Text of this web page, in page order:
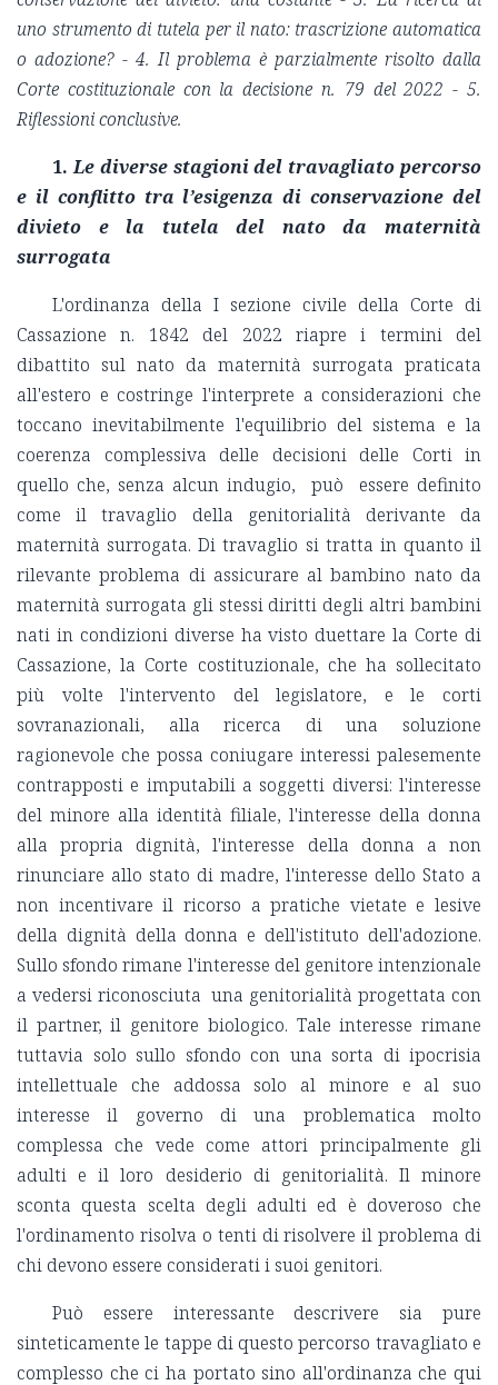
uno strumento di tutela per il nato: trascrizione automatica
o adozione? - 4. Il problema è parzialmente risolto dalla
Corte costituzionale con la decisione n. 79 del 2022 - 5.
Riflessioni conclusive.
1. Le diverse stagioni del travagliato percorso
e il conflitto tra l’esigenza di conservazione del
divieto e la tutela del nato da maternità
surrogata
L'ordinanza della I sezione civile della Corte di
Cassazione n. 1842 del 2022 riapre i termini del
dibattito sul nato da maternità surrogata praticata
all'estero e costringe l'interprete a considerazioni che
toccano inevitabilmente l'equilibrio del sistema e la
coerenza complessiva delle decisioni delle Corti in
quello che, senza alcun indugio, può essere definito
come il travaglio della genitorialità derivante da
maternità surrogata. Di travaglio si tratta in quanto il
rilevante problema di assicurare al bambino nato da
maternità surrogata gli stessi diritti degli altri bambini
nati in condizioni diverse ha visto duettare la Corte di
Cassazione, la Corte costituzionale, che ha sollecitato
più volte l'intervento del legislatore, e le corti
sovranazionali, alla ricerca di una soluzione
ragionevole che possa coniugare interessi palesemente
contrapposti e imputabili a soggetti diversi: l'interesse
del minore alla identità filiale, l'interesse della donna
alla propria dignità, l'interesse della donna a non
rinunciare allo stato di madre, l'interesse dello Stato a
non incentivare il ricorso a pratiche vietate e lesive
della dignità della donna e dell'istituto dell'adozione.
Sullo sfondo rimane l'interesse del genitore intenzionale
a vedersi riconosciuta una genitorialità progettata con
il partner, il genitore biologico. Tale interesse rimane
tuttavia solo sullo sfondo con una sorta di ipocrisia
intellettuale che addossa solo al minore e al suo
interesse il governo di una problematica molto
complessa che vede come attori principalmente gli
adulti e il loro desiderio di genitorialità. Il minore
sconta questa scelta degli adulti ed è doveroso che
l'ordinamento risolva o tenti di risolvere il problema di
chi devono essere considerati i suoi genitori.
Può essere interessante descrivere sia pure
sinteticamente le tappe di questo percorso travagliato e
complesso che ci ha portato sino all'ordinanza che qui